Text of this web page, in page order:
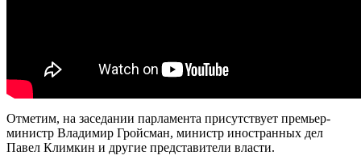
Отметим, на заседании парламента присутствует премьер-
министр Владимир Гройсман, министр иностранных дел
Павел Климкин и другие представители власти.